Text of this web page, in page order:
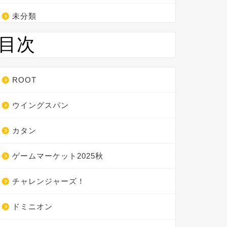
未分類
次
ROOT
ウイングスパン
カタン
ゲームマーケット2025秋
チャレンジャーズ！
ドミニオン